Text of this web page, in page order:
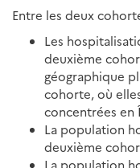
Entre les deux
Les
deuxième
géographique
cohorte, où
concentrées en
La population
deuxième